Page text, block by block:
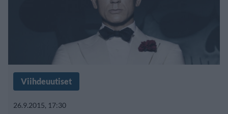
Viihdeuutiset
26.9.2015, 17:30